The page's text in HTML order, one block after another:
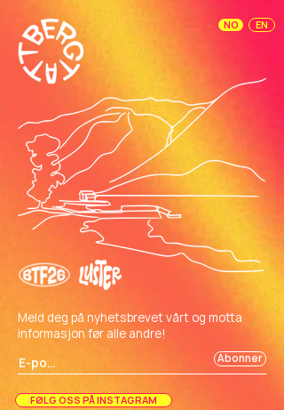
NO EN
Meld deg på nyhetsbrevet vårt og motta
informasjon før alle andre!
Abonner
FØLG OSS PÅ INSTAGRAM